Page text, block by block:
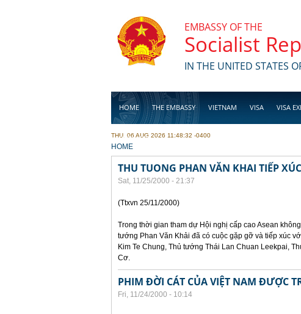
EMBASSY OF THE
Socialist
IN THE UNITED STATES
HOME THE EMBASSY VIETNAM VISA VISA
BUSINESS
THU, 06 AUG 2026 11:48:32 -0400
YOU ARE HERE
HOME
THU TUONG PHAN VĂN KHAI TIẾP
Sat, 11/25/2000 - 21:37
(Ttxvn 25/11/2000)
Trong thời gian tham dự Hội nghị cấp cao Asean
tướng Phan Văn Khải đã có cuộc gặp gỡ và tiếp xúc
Kim Te Chung, Thủ tướng Thái Lan Chuan Leekpai,
Cơ.
PHIM ĐỜI CÁT CỦA VIỆT NAM ĐƯỢC
Fri, 11/24/2000 - 10:14